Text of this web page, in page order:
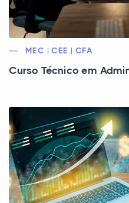
MEC | CEE | CFA
Curso Técnico em